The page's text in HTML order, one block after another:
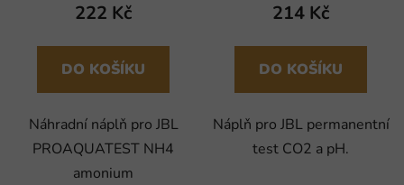
222 Kč
DO KOŠÍKU
Náhradní náplň pro JBL
PROAQUATEST NH4
amonium
214 Kč
DO KOŠÍKU
Náplň pro JBL permanentní
test CO2 a pH.